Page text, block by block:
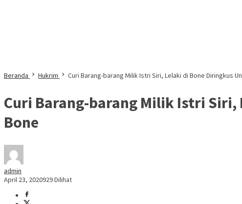
Beranda Hukrim Curi Barang-barang Milik Istri Siri, Lelaki di Bone Diringkus
Curi Barang-barang Milik Istri
Bone
admin
April 23, 2020929 Dilihat